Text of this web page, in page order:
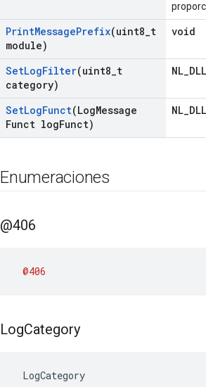
PrintMessagePrefix(uint8 t
module)
void
SetLogFilter(uint8 t
category)
SetLogFunct(LogMessage
Funct logFunct)
Enumeraciones
@406
@406
LogCategory
LogCategory